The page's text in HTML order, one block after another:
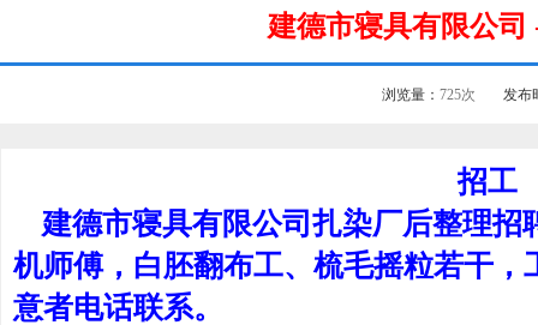
建德市寝具有限公
浏览量： 725次 发布
招工
建德市寝具有限公司扎染厂后整理招
机师傅，白胚翻布工、梳毛摇粒若干
意者电话联系。